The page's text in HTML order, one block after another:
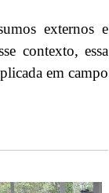
externos e
contexto, essa
em campo